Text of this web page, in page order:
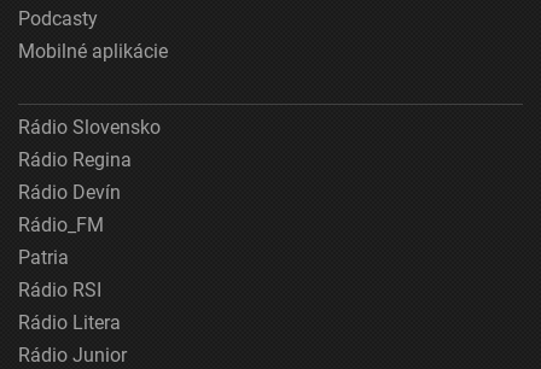
Podcasty
Mobilné aplikácie
Rádio Slovensko
Rádio Regina
Rádio Devín
Rádio_FM
Patria
Rádio RSI
Rádio Litera
Rádio Junior